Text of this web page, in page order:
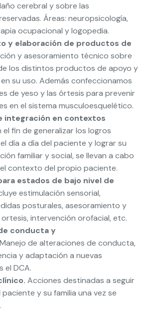
cerebral y sobre las
Áreas: neuropsicología,
ocupacional y logopedia.
y elaboración de productos de
y asesoramiento técnico sobre
los distintos productos de apoyo y
su uso. Además confeccionamos
de yeso y las órtesis para prevenir
en el sistema musculoesquelético.
integración en contextos
el fin de generalizar los logros
día a día del paciente y lograr su
familiar y social, se llevan a cabo
contexto del propio paciente.
estados de bajo nivel de
estimulación sensorial,
posturales, asesoramiento y
intervención orofacial, etc.
conducta y
Manejo de alteraciones de conducta,
y adaptación a nuevas
el DCA.
Acciones destinadas a seguir
y su familia una vez se